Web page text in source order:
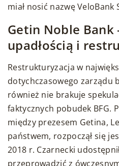
miał nosić nazwę VeloBank
Getin Noble Bank
upadłością i
Restrukturyzacja w
dotychczasowego zarządu
również nie brakuje
faktycznych pobudek BFG.
między prezesem Getina,
państwem, rozpoczął się
2018 r. Czarnecki
przeprowadzić z